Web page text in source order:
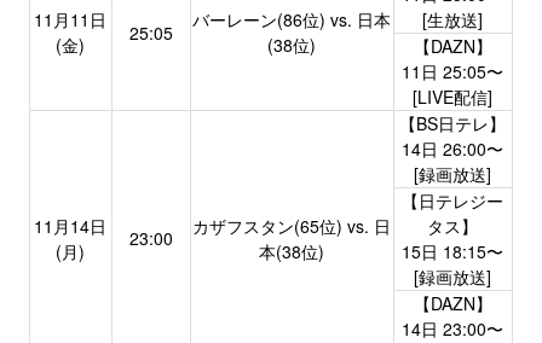
11月11日
(金)
25:05
バーレーン(86位) vs. 日本
(38位)
[生放送]
【DAZN】
11日 25:05〜
[LIVE配信]
11月14日
(月)
23:00
カザフスタン(65位) vs. 日
本(38位)
【BS日テレ】
14日 26:00〜
[録画放送]
【日テレジー
タス】
15日 18:15〜
[録画放送]
【DAZN】
14日 23:00〜